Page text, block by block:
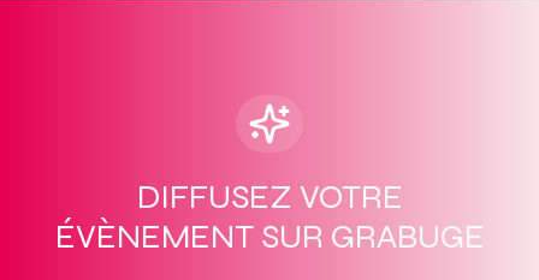
DIFFUSEZ VOTRE
ÉVÈNEMENT SUR GRABUGE